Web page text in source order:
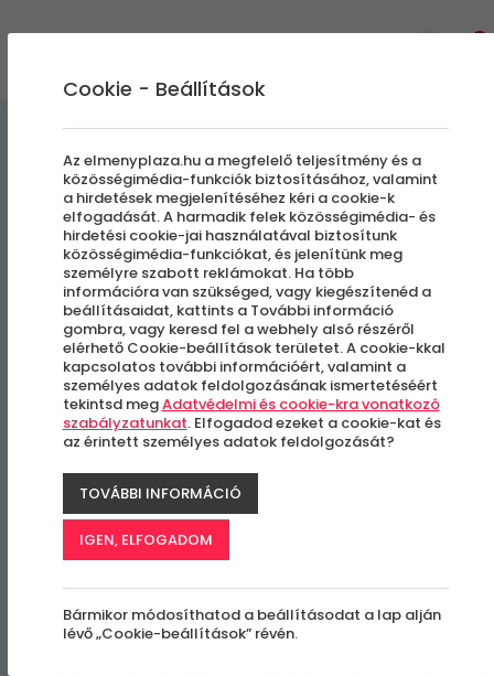
VarázsVilág | A
VarázslóBörtön foglya | 75
perc
Budapest, VII. kerület
Cookie - Beállítások
Az elmenyplaza.hu a megfelelő teljesítmény és a
közösségimédia-funkciók biztosításához, valamint
a hirdetések megjelenítéséhez kéri a cookie-k
elfogadását. A harmadik felek közösségimédia- és
hirdetési cookie-jai használatával biztosítunk
közösségimédia-funkciókat, és jelenítünk meg
személyre szabott reklámokat. Ha több
információra van szükséged, vagy kiegészítenéd a
beállításaidat, kattints a További információ
gombra, vagy keresd fel a webhely alsó részéről
elérhető Cookie-beállítások területet. A cookie-kkal
kapcsolatos további információért, valamint a
személyes adatok feldolgozásának ismertetéséért
tekintsd megAdatvédelmi és cookie-kra vonatkozó
szabályzatunkat. Elfogadod ezeket a cookie-kat és
az érintett személyes adatok feldolgozását?
TOVÁBBI INFORMÁCIÓ
IGEN, ELFOGADOM
Bármikor módosíthatod a beállításodat a lap alján
lévő „Cookie-beállítások” révén.